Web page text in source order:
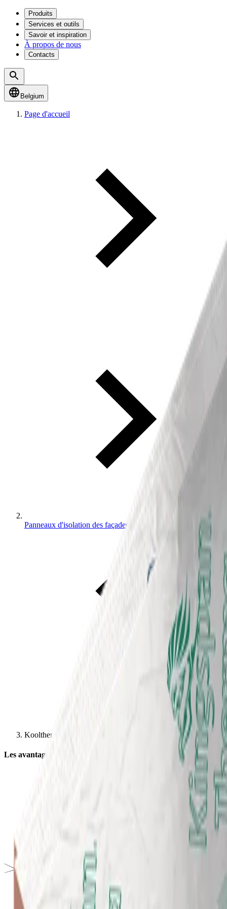
Produits
Services et outils
Savoir et inspiration
À propos de nous
Contacts
Belgium
Page d'accueil
Panneaux d'isolation des façades
Kooltherm K17 Panneau Doublage Isolant
Les avantages de Kooltherm